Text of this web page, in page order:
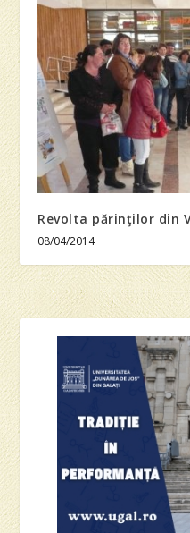
Revolta părinţilor din
08/04/2014